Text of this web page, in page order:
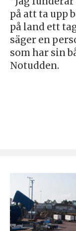
på att ta upp
på land ett
säger en
som har sin
Notudden.